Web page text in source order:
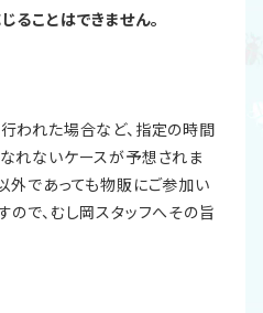
ることはできません。
われた場合など、指定の時間
れないケースが予想されま
外であっても物販にご参加い
で、むし岡スタッフへその旨